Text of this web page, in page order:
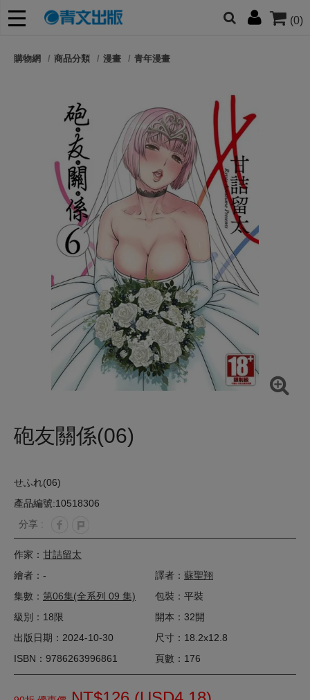
(0)
朋友們，提高警覺！
購物網 商品分類 漫畫 青年漫畫
砲友關係(06)
せふれ(06)
產品編號:10518306
分享 :
作家： 甘詰留太
繪者：-
譯者： 蘇聖翔
集數： 第06集(全系列 09 集)
包裝：平裝
級別：18限
開本：32開
出版日期：2024-10-30
尺寸：18.2x12.8
ISBN：9786263996861
頁數：176